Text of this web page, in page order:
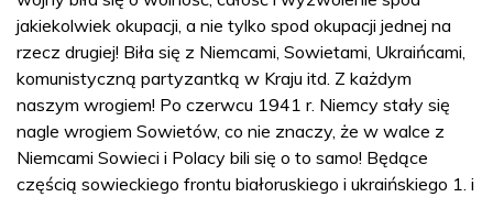
jakiekolwiek okupacji, a nie tylko spod okupacji jednej na
rzecz drugiej! Biła się z Niemcami, Sowietami, Ukraińcami,
komunistyczną partyzantką w Kraju itd. Z każdym
naszym wrogiem! Po czerwcu 1941 r. Niemcy stały się
nagle wrogiem Sowietów, co nie znaczy, że w walce z
Niemcami Sowieci i Polacy bili się o to samo! Będące
częścią sowieckiego frontu białoruskiego i ukraińskiego 1. i